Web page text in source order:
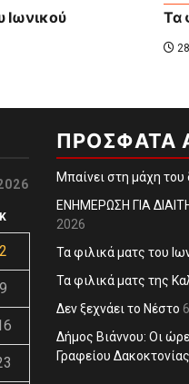
Ιωνικού Τα
Κ
2
9
ΠΡΌΣΦΑΤΑ
Μπαίνει στη μάχη
ΕΝΗΜΕΡΩΣΗ ΓΙΑ
2026
Τα φιλικά ματς του
Τα φιλικά ματς της
Δεν ξεχνάει το Νέστο
Δήμος Βιάννου: Οι
Γραφείου Δακοκτονίας